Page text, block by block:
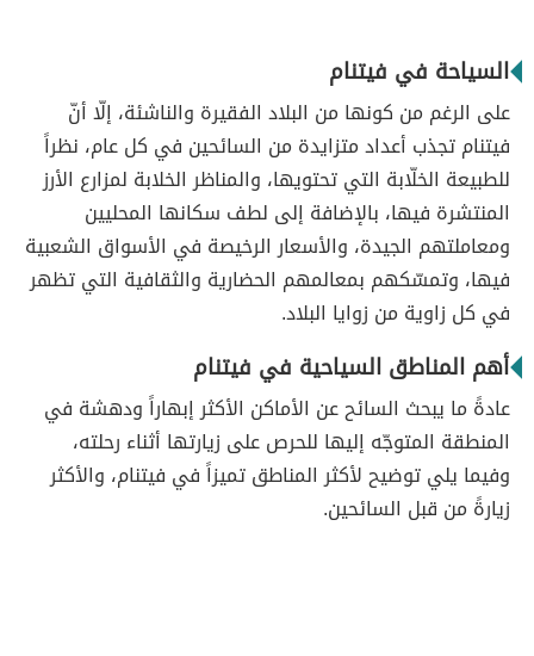
السياحة في فيتنام
على الرغم من كونها من البلاد الفقيرة والناشئة، إلّا أنّ
فيتنام تجذب أعداد متزايدة من السائحين في كل عام، نظراً
للطبيعة الخلّابة التي تحتويها، والمناظر الخلابة لمزارع الأرز
المنتشرة فيها، بالإضافة إلى لطف سكانها المحليين
ومعاملتهم الجيدة، والأسعار الرخيصة في الأسواق الشعبية
فيها، وتمسّكهم بمعالمهم الحضارية والثقافية التي تظهر
في كل زاوية من زوايا البلاد.
أهم المناطق السياحية في فيتنام
عادةً ما يبحث السائح عن الأماكن الأكثر إبهاراً ودهشة في
المنطقة المتوجّه إليها للحرص على زيارتها أثناء رحلته،
وفيما يلي توضيح لأكثر المناطق تميزاً في فيتنام، والأكثر
زيارةً من قبل السائحين.